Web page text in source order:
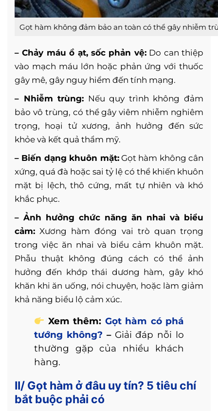
Gọt hàm không đảm bảo an toàn có thể gây nhiễm
– Chảy máu ồ ạt, sốc phản vệ:Do can thiệp
vào mạch máu lớn hoặc phản ứng với thuốc
gây mê, gây nguy hiểm đến tính mạng.
– Nhiễm trùng: Nếu quy trình không đảm
bảo vô trùng, có thể gây viêm nhiễm nghiêm
trọng, hoại tử xương, ảnh hưởng đến sức
khỏe và kết quả thẩm mỹ.
– Biến dạng khuôn mặt:Gọt hàm không cân
xứng, quá đà hoặc sai tỷ lệ có thể khiến khuôn
mặt bị lệch, thô cứng, mất tự nhiên và khó
khắc phục.
– Ảnh hưởng chức năng ăn nhai và biểu
cảm: Xương hàm đóng vai trò quan trọng
trong việc ăn nhai và biểu cảm khuôn mặt.
Phẫu thuật không đúng cách có thể ảnh
hưởng đến khớp thái dương hàm, gây khó
khăn khi ăn uống, nói chuyện, hoặc làm giảm
khả năng biểu lộ cảm xúc.
Xem thêm: Gọt hàm có phá
tướng không? – Giải đáp nỗi lo
thường gặp của nhiều khách
hàng.
II/ Gọt hàm ở đâu uy tín? 5 tiêu chí
bắt buộc phải có